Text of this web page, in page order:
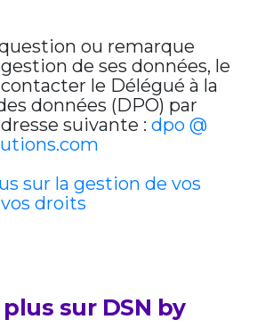
ou remarque
de ses données, le
le Délégué à la
données (DPO) par
suivante : dpo @
sur la gestion de vos
droits
sur DSN by